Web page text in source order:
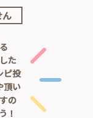
ん
た
ピ投
頂い
の
！